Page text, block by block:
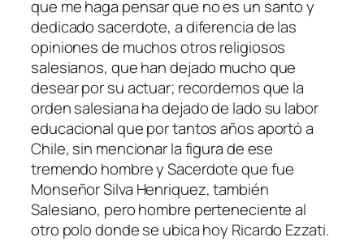
que me haga pensar que no es un santo y
dedicado sacerdote, a diferencia de las
opiniones de muchos otros religiosos
salesianos, que han dejado mucho que
desear por su actuar; recordemos que la
orden salesiana ha dejado de lado su labor
educacional que por tantos años aportó a
Chile, sin mencionar la figura de ese
tremendo hombre y Sacerdote que fue
Monseñor Silva Henriquez, también
Salesiano, pero hombre perteneciente al
otro polo donde se ubica hoy Ricardo Ezzati.